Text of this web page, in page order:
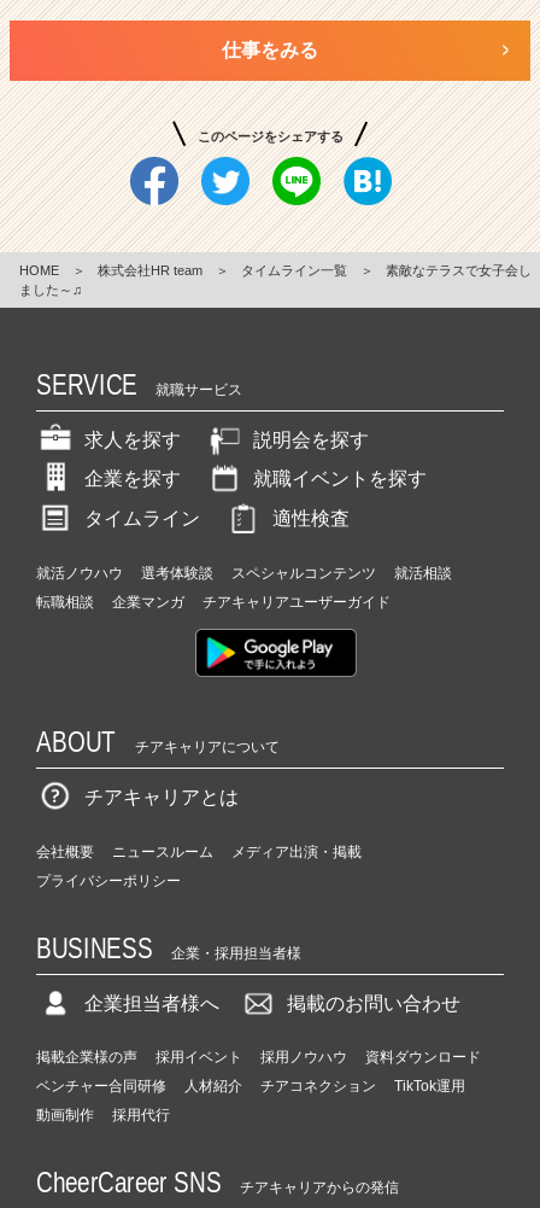
仕事をみる
このページをシェアする
HOME ＞ 株式会社HR team ＞ タイムライン一覧 ＞
素敵なテラスで女子会し
ました～♫
SERVICE 就職サービス
求人を探す
説明会を探す
企業を探す
就職イベントを探す
タイムライン
適性検査
就活ノウハウ 選考体験談 スペシャルコンテンツ
就活相談
転職相談
企業マンガ チアキャリアユーザーガイド
ABOUT チアキャリアについて
チアキャリアとは
会社概要 ニュースルーム
メディア出演・掲載
プライバシーポリシー
BUSINESS 企業・採用担当者様
企業担当者様へ 掲載のお問い合わせ
掲載企業様の声 採用イベント 採用ノウハウ
資料ダウンロード
ベンチャー合同研修
人材紹介 チアコネクション
TikTok運用
動画制作
採用代行
CheerCareer SNS チアキャリアからの発信